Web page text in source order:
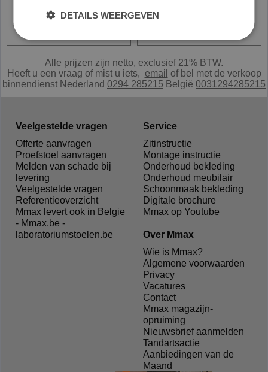
Alle prijzen zijn netto, exclusief 21% BTW.
Heeft u een vraag of mist u iets, email of bel met de verkoop
binnendienst Nederland 0294 285215 België 0031294285215
Veelgestelde vragen
Offerte aanvragen
Proefstoel aanvragen
Melden van schade bij
levering
Veelgestelde vragen
Referentieoverzicht
Mmax levert ook in Belgie
- Mmax.be -
laboratoriumstoelen.be
Service
Zitinstructie
Montage instructie
Onderhoud bekleding
Onderhoud meubilair
Schoonmaak bekleding
Digitale brochure
Mmax op Youtube
Over Mmax
Wie is Mmax?
Algemene voorwaarden
Privacy
Vacatures
Contact
Mmax magazijn-
opruiming
Nieuwsbrief aanmelden
Tandartsactie
Aanbiedingen van de
Maand
DETAILS WEERGEVEN